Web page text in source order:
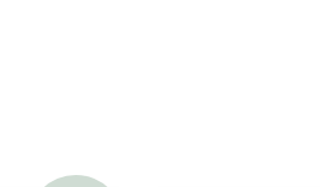
Uutisia